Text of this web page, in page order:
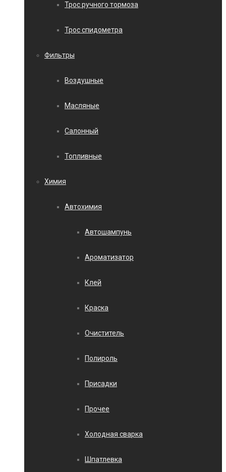
Трос ручного тормоза
Трос спидометра
Фильтры
Воздушные
Масляные
Салонный
Топливные
Химия
Автохимия
Автошампунь
Ароматизатор
Клей
Краска
Очиститель
Полироль
Присадки
Прочее
Холодная сварка
Шпатлевка